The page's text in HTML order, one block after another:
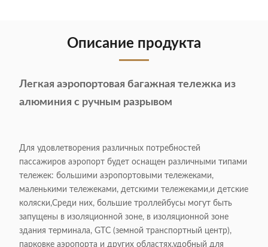
Описание продукта
Легкая аэропортовая багажная тележка из
алюминия с ручным разрывом
Для удовлетворения различных потребностей
пассажиров аэропорт будет оснащен различными типами
тележек: большими аэропортовыми тележеками,
маленькими тележеками, детскими тележеками,и детские
коляски,Среди них, большие троллейбусы могут быть
запущены в изоляционной зоне, в изоляционной зоне
здания терминала, GTC (земной транспортный центр),
парковке аэропорта и других областях,удобный для